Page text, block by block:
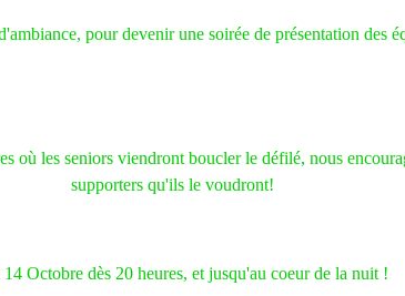
pour devenir une soirée de présentation des
où les seniors viendront boucler le défilé, nous
supporters qu'ils le voudront!
Octobre dès 20 heures, et jusqu'au coeur de la nuit !